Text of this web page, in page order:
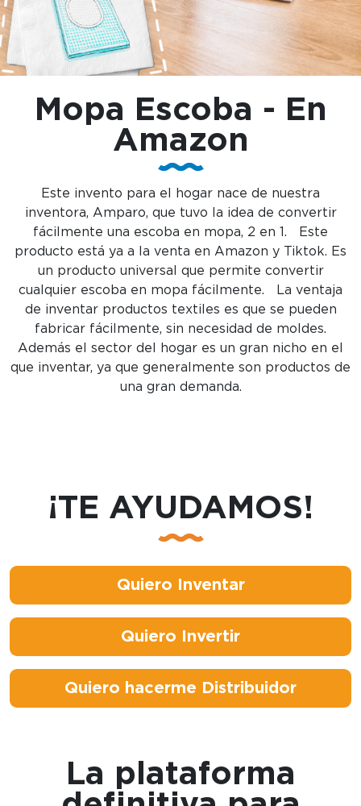
Mopa Escoba - En
Amazon
Este invento para el hogar nace de nuestra
inventora, Amparo, que tuvo la idea de convertir
fácilmente una escoba en mopa, 2 en 1. Este
producto está ya a la venta en Amazon y Tiktok. Es
un producto universal que permite convertir
cualquier escoba en mopa fácilmente. La ventaja
de inventar productos textiles es que se pueden
fabricar fácilmente, sin necesidad de moldes.
Además el sector del hogar es un gran nicho en el
que inventar, ya que generalmente son productos de
una gran demanda.
¡TE AYUDAMOS!
Quiero Inventar
Quiero Invertir
Quiero hacerme Distribuidor
La plataforma